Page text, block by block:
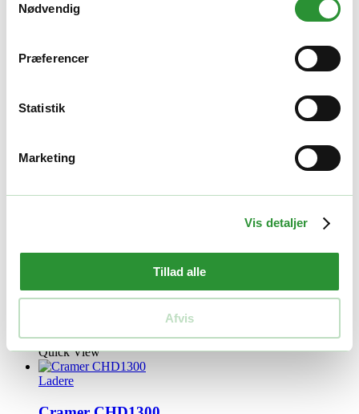
Nødvendig
Præferencer
Statistik
Marketing
Vis detaljer
Tillad alle
Afvis
Yderligere information
Yderligere information
Vægt
1,6 kg
Cramer 82CV15
Tilføj til kurv
Quick View
Ladere